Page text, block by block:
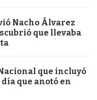
Nacho Álvarez
que llevaba
que incluyó
que anotó en